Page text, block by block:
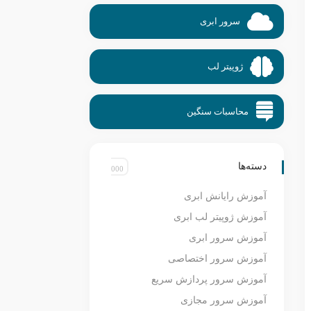
سرور ابری
ژوپیتر لب
محاسبات سنگین
دسته‌ها
آموزش رایانش ابری
آموزش ژوپیتر لب ابری
آموزش سرور ابری
آموزش سرور اختصاصی
آموزش سرور پردازش سریع
آموزش سرور مجازی